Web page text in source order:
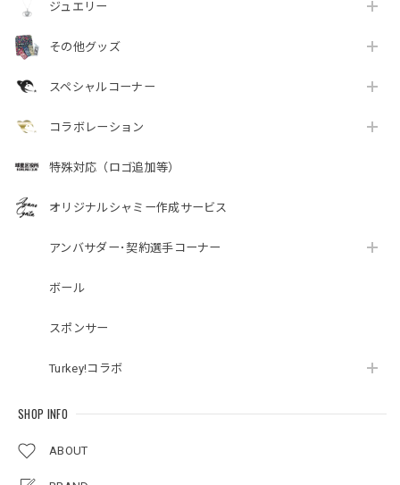
ジュエリー
その他グッズ
スペシャルコーナー
コラボレーション
特殊対応（ロゴ追加等）
オリジナルシャミー作成サービス
アンバサダー･契約選手コーナー
ボール
スポンサー
Turkey!コラボ
SHOP INFO
ABOUT